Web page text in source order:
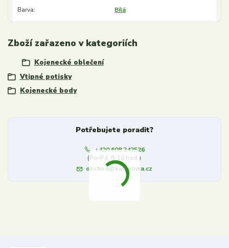
Barva Bílá
Zboží zařazeno v kategoriích
Kojenecké oblečení
Vtipné potisky
Kojenecké body
Potřebujete poradit?
+420 608 242526
(Po-Pá, 8-16 hod.)
obchod@kalupinka.cz